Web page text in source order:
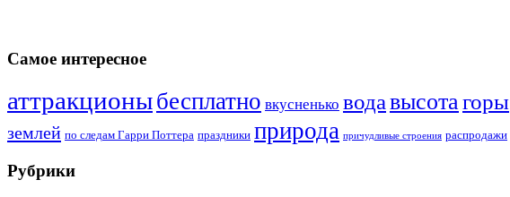
Самое интересное
аттракционыбесплатно вкусненько водавысота горы
землей по следам Гарри Поттера праздники природа причудливые строения распродажи
Рубрики